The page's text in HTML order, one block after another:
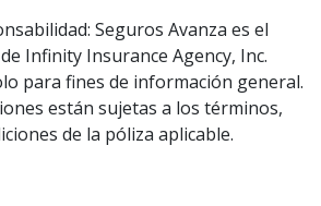
Seguros Avanza es el
Infinity Insurance Agency, Inc.
para fines de información general.
están sujetas a los términos,
de la póliza aplicable.